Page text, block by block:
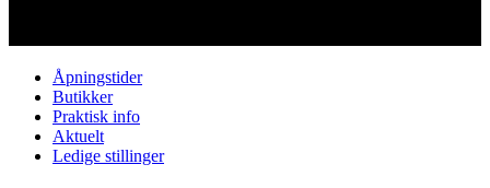
Åpningstider
Butikker
Praktisk info
Aktuelt
Ledige stillinger